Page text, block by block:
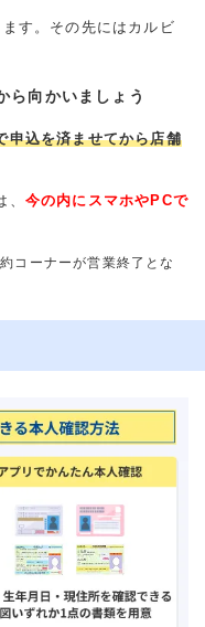
す。その先にはカルビ
ら向かいましょう
申込を済ませてから店舗
今の内にスマホやPCで
コーナーが営業終了とな